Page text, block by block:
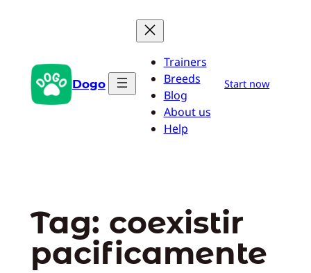
conteúdo Dogo
Trainers
Breeds
Blog
About us
Help
Start now
Tag: coexistir
pacificamente